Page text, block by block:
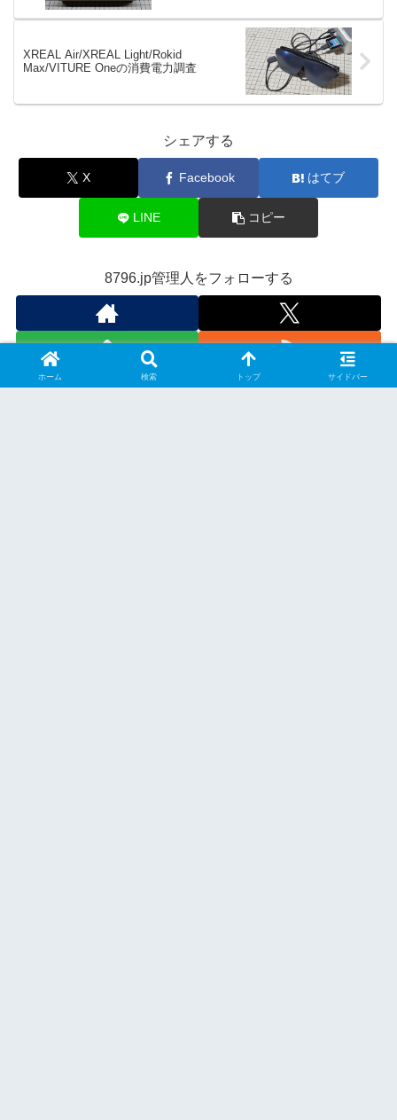
XREAL Air/XREAL Light/Rokid
Max/VITURE Oneの消費電力調査
シェアする
X Facebook はてブ
LINE コピー
8796.jp管理人をフォローする
ホーム 検索 トップ サイドバー